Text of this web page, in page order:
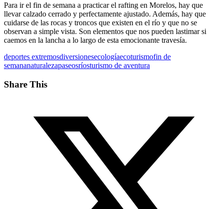
Para ir el fin de semana a practicar el rafting en Morelos, hay que
llevar calzado cerrado y perfectamente ajustado. Además, hay que
cuidarse de las rocas y troncos que existen en el río y que no se
observan a simple vista. Son elementos que nos pueden lastimar si
caemos en la lancha a lo largo de esta emocionante travesía.
deportes extremosdiversionesecologíaecoturismofin de
semananaturalezapaseosríosturismo de aventura
Share This